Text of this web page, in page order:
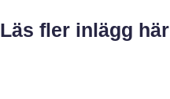
Läs fler inlägg här